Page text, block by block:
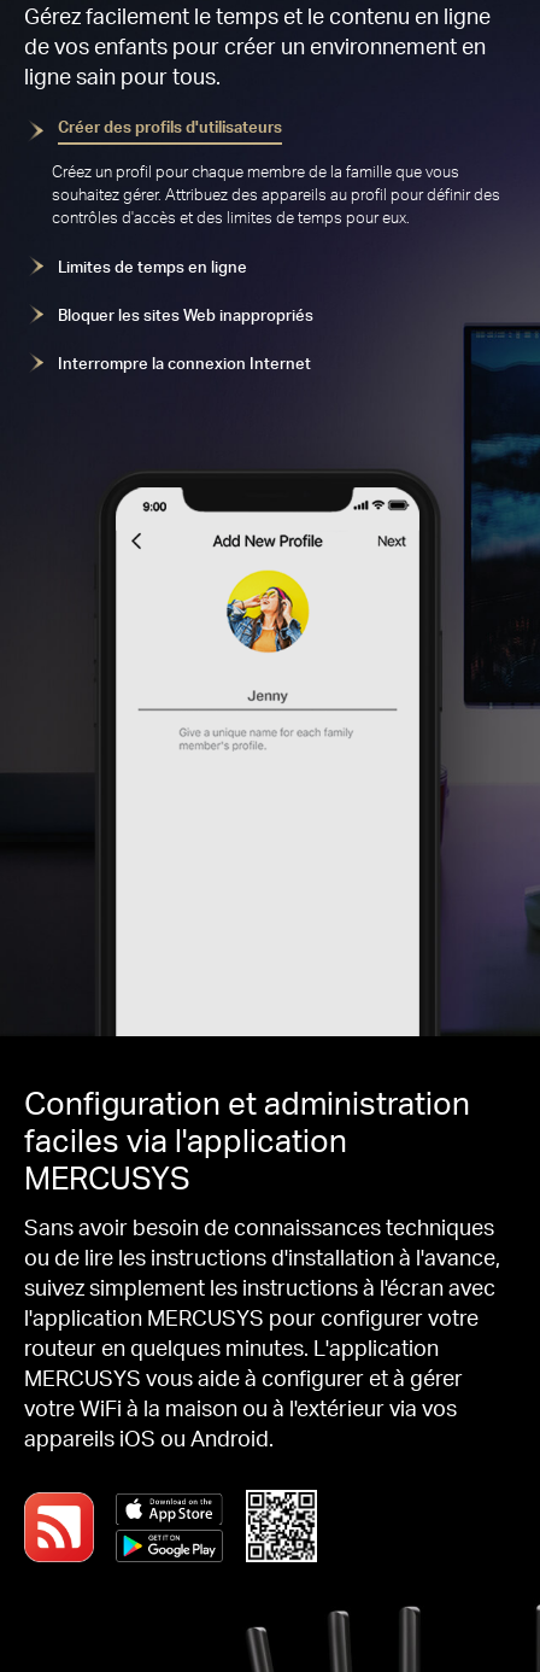
Gérez facilement le temps et le contenu en ligne
de vos enfants pour créer un environnement en
ligne sain pour tous.
Créer des profils d'utilisateurs
Créez un profil pour chaque membre de la famille que vous
souhaitez gérer. Attribuez des appareils au profil pour définir des
contrôles d'accès et des limites de temps pour eux.
Limites de temps en ligne
Bloquer les sites Web inappropriés
Interrompre la connexion Internet
Configuration et administration
faciles via l'application
MERCUSYS
Sans avoir besoin de connaissances techniques
ou de lire les instructions d'installation à l'avance,
suivez simplement les instructions à l'écran avec
l'application MERCUSYS pour configurer votre
routeur en quelques minutes. L'application
MERCUSYS vous aide à configurer et à gérer
votre WiFi à la maison ou à l'extérieur via vos
appareils iOS ou Android.